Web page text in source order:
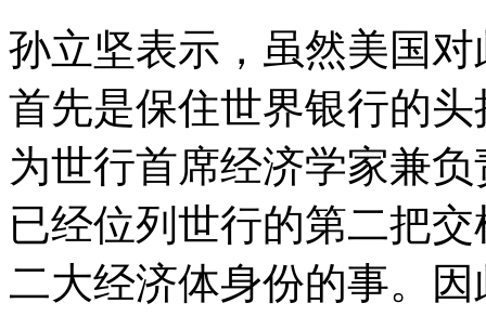
孙立坚表示，虽然美国
首先是保住世界银行的
为世行首席经济学家兼
已经位列世行的第二把
二大经济体身份的事。